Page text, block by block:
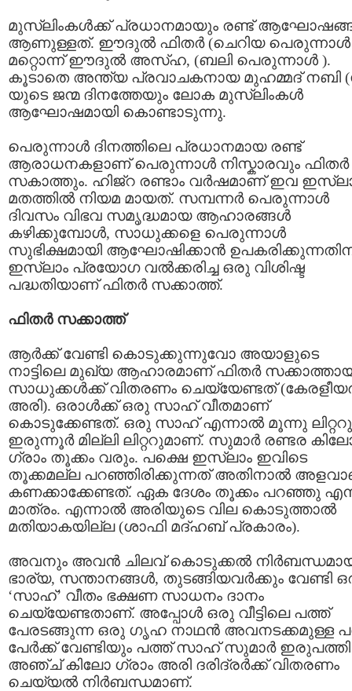
മുസ്ലിംകള്‍ക്ക് പ്രധാനമായും രണ്ട്
ആണുള്ളത്. ഈദുല്‍ ഫിതര്‍ (ചെറിയ പെരുന്നാള്‍
മറ്റൊന്ന് ഈദുല്‍ അസ്ഹ, (ബലി പെരുന്നാള്‍ ).
കൂടാതെ അന്ത്യ പ്രവാചകനായ മുഹമ്മദ്‌ നബി
യുടെ ജന്മ ദിനത്തേയും ലോക മുസ്ലിംകള്‍
ആഘോഷമായി കൊണ്ടാടുന്നു.
പെരുന്നാള്‍ ദിനത്തിലെ പ്രധാനമായ രണ്ട്
ആരാധനകളാണ് പെരുന്നാള്‍ നിസ്കാരവും ഫിതര്‍
സകാത്തും. ഹിജ്റ രണ്ടാം വര്‍ഷമാണ്‌ ഇവ
മതത്തില്‍ നിയമ മായത്. സമ്പന്നര്‍ പെരുന്നാള്‍
ദിവസം വിഭവ സമൃദ്ധമായ ആഹാരങ്ങള്‍
കഴിക്കുമ്പോള്‍, സാധുക്കളെ പെരുന്നാള്‍
സുഭിക്ഷമായി ആഘോഷിക്കാന്‍
ഇസ്ലാം പ്രയോഗ വല്‍ക്കരിച്ച ഒരു വിശിഷ്ട
പദ്ധതിയാണ് ഫിതര്‍ സക്കാത്ത്‌.
ഫിതര്‍ സക്കാത്ത്‌
ആര്‍ക്ക് വേണ്ടി കൊടുക്കുന്നുവോ അയാളുടെ
നാട്ടിലെ മുഖ്യ ആഹാരമാണ് ഫിതര്‍
സാധുക്കള്‍ക്ക് വിതരണം ചെയ്യേണ്ടത്‌
അരി). ഒരാള്‍ക്ക്‌ ഒരു സാഹ് വീതമാണ്
കൊടുക്കേണ്ടത്‌. ഒരു സാഹ് എന്നാല്‍ മൂന്നു
ഇരുന്നൂര്‍ മില്ലി ലിറ്ററുമാണ്. സുമാര്‍ രണ്ടര
ഗ്രാം തൂക്കം വരും. പക്ഷെ ഇസ്ലാം ഇവിടെ
തൂക്കമല്ല പറഞ്ഞിരിക്കുന്നത് അതിനാല്‍
കണക്കാക്കേണ്ടത്‌. ഏക ദേശം തൂക്കം പറഞ്ഞു
മാത്രം. എന്നാല്‍ അരിയുടെ വില കൊടുത്താല്‍
മതിയാകയില്ല (ശാഫി മദ്ഹബ് പ്രകാരം).
അവനും അവന്‍ ചിലവ് കൊടുക്കല്‍
ഭാര്യ, സന്താനങ്ങള്‍, തുടങ്ങിയവര്‍ക്കും വേണ്ടി
‘സാഹ്’ വീതം ഭക്ഷണ സാധനം ദാനം
ചെയ്യേണ്ടതാണ്. അപ്പോള്‍ ഒരു വീട്ടിലെ പത്ത്‌
പേരടങ്ങുന്ന ഒരു ഗൃഹ നാഥന്‍ അവനടക്കമുള്ള
പേര്‍ക്ക് വേണ്ടിയും പത്ത്‌ സാഹ് സുമാര്‍ ഇരുപത്തി
അഞ്ച് കിലോ ഗ്രാം അരി ദരിദ്രര്‍ക്ക് വിതരണം
ചെയ്യല്‍ നിര്‍ബന്ധമാണ്‌.